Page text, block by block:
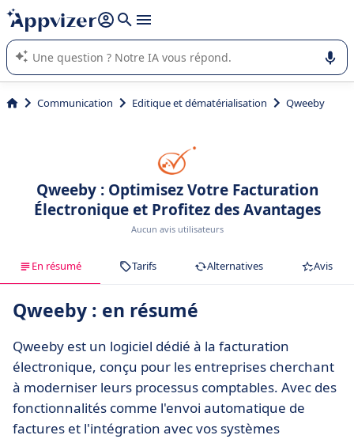
répondre (plusieurs lignes avec
L'IA de Appvizer vous guide dans l'utilisation ou la sélection de
logiciel SaaS en entreprise.
Communication Editique et dématérialisation Qweeby
Qweeby : Optimisez Votre Facturation
Électronique et Profitez des Avantages
Aucun avis utilisateurs
En résumé Tarifs Alternatives Avis
Qweeby : en résumé
Qweeby est un logiciel dédié à la facturation
électronique, conçu pour les entreprises cherchant
à moderniser leurs processus comptables. Avec des
fonctionnalités comme l'envoi automatique de
factures et l'intégration avec vos systèmes